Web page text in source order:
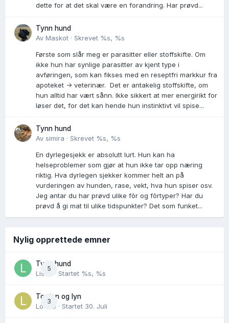
dette for at det skal være en forandring. Har prøvd...
Tynn hund
Av Maskot · Skrevet %s, %s
Første som slår meg er parasitter eller stoffskifte. Om
ikke hun har synlige parasitter av kjent type i
avføringen, som kan fikses med en reseptfri markkur fra
apoteket -> veterinær. Det er antakelig stoffskifte, om
hun alltid har vært sånn. Ikke sikkert at mer energirikt for
løser det, for det kan hende hun instinktivt vil spise...
Tynn hund
Av simira · Skrevet %s, %s
En dyrlegesjekk er absolutt lurt. Hun kan ha
helseproblemer som gjør at hun ikke tar opp næring
riktig. Hva dyrlegen sjekker kommer helt an på
vurderingen av hunden, rase, vekt, hva hun spiser osv.
Jeg antar du har prøvd ulike fõr og fõrtyper? Har du
prøvd å gi mat til ulike tidspunkter? Det som funket...
Nylig opprettede emner
5
Tynn hund
Lisen
· Startet %s, %s
3
Torden og lyn
Lovise · Startet 30. Juli